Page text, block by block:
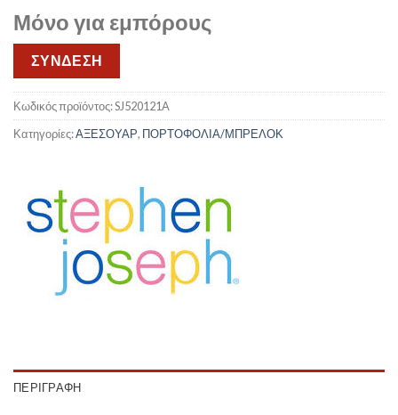
Μόνο για εμπόρους
ΣΥΝΔΕΣΗ
Κωδικός προϊόντος:SJ520121A
Κατηγορίες:ΑΞΕΣΟΥΑΡ, ΠΟΡΤΟΦΟΛΙΑ/ΜΠΡΕΛΟΚ
ΠΕΡΙΓΡΑΦΉ